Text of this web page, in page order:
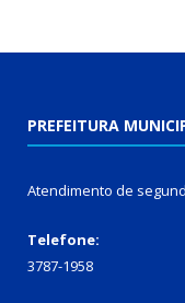
PREFEITURA
Atendimento de
Telefone:
3787-1958